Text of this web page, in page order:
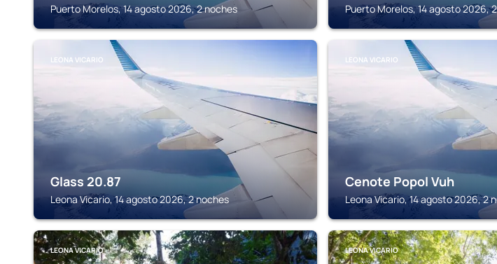
Puerto Morelos, 14 agosto 2026, 2 noches Puerto Morelos, 14 agosto 2026,
LEONA VICARIO
Glass 20.87
Leona Vicario, 14 agosto 2026, 2 noches
LEONA VICARIO
Cenote Popol Vuh
Leona Vicario, 14 agosto 2026, 2
LEONA VICARIO LEONA VICARIO